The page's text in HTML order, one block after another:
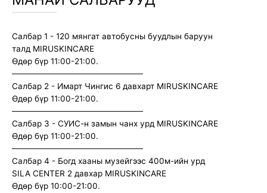
Салбар 1 - 120 мянгат автобусны буудлын баруун
талд MIRUSKINCARE
Өдөр бүр 11:00-21:00.
──────────────────────
Салбар 2 - Имарт Чингис 6 давхарт MIRUSKINCARE
Өдөр бүр 11:00-21:00.
──────────────────────
Салбар 3 - СУИС-н замын чанх урд MIRUSKINCARE
Өдөр бүр 11:00-21:00.
──────────────────────
Салбар 4 - Богд хааны музейгээс 400м-ийн урд
SILA CENTER 2 давхар MIRUSKINCARE
Өдөр бүр 10:00-21:00.